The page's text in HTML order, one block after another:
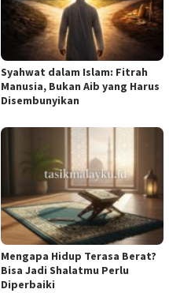
Syahwat dalam Islam: Fitrah
Manusia, Bukan Aib yang Harus
Disembunyikan
Mengapa Hidup Terasa Berat?
Bisa Jadi Shalatmu Perlu
Diperbaiki